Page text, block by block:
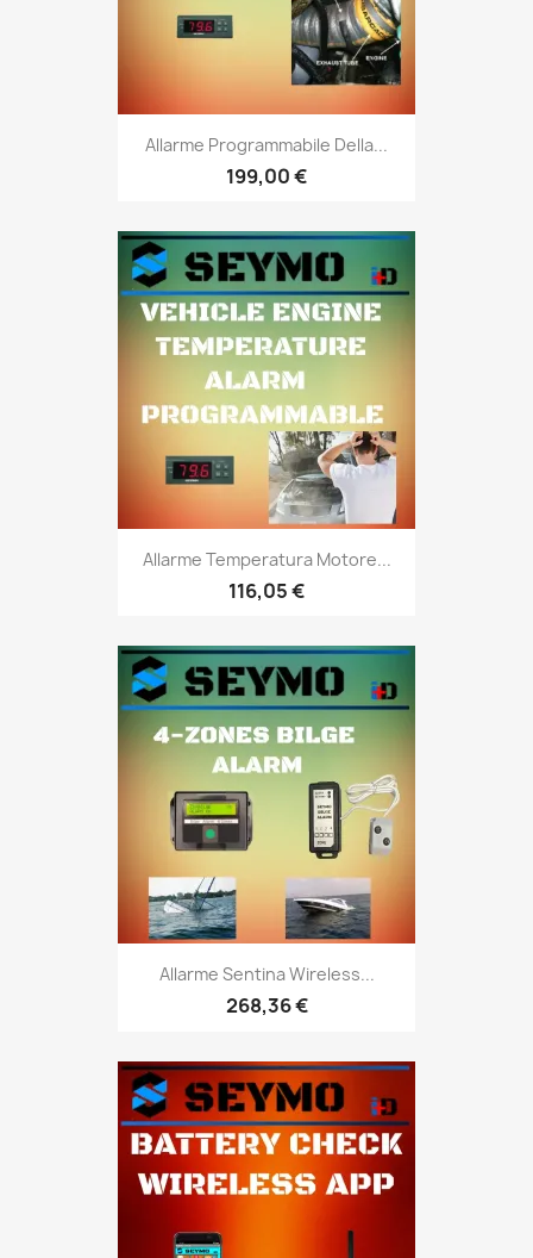
Allarme Programmabile Della...
199,00 €
Allarme Temperatura Motore...
116,05 €
Allarme Sentina Wireless...
268,36 €